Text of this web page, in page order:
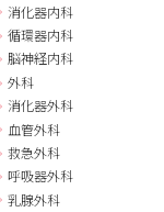
消化器内科
循環器内科
脳神経内科
外科
消化器外科
血管外科
救急外科
呼吸器外科
乳腺外科